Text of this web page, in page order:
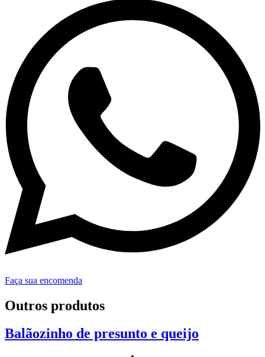
Faça sua encomenda
Outros produtos
Balãozinho de presunto e queijo